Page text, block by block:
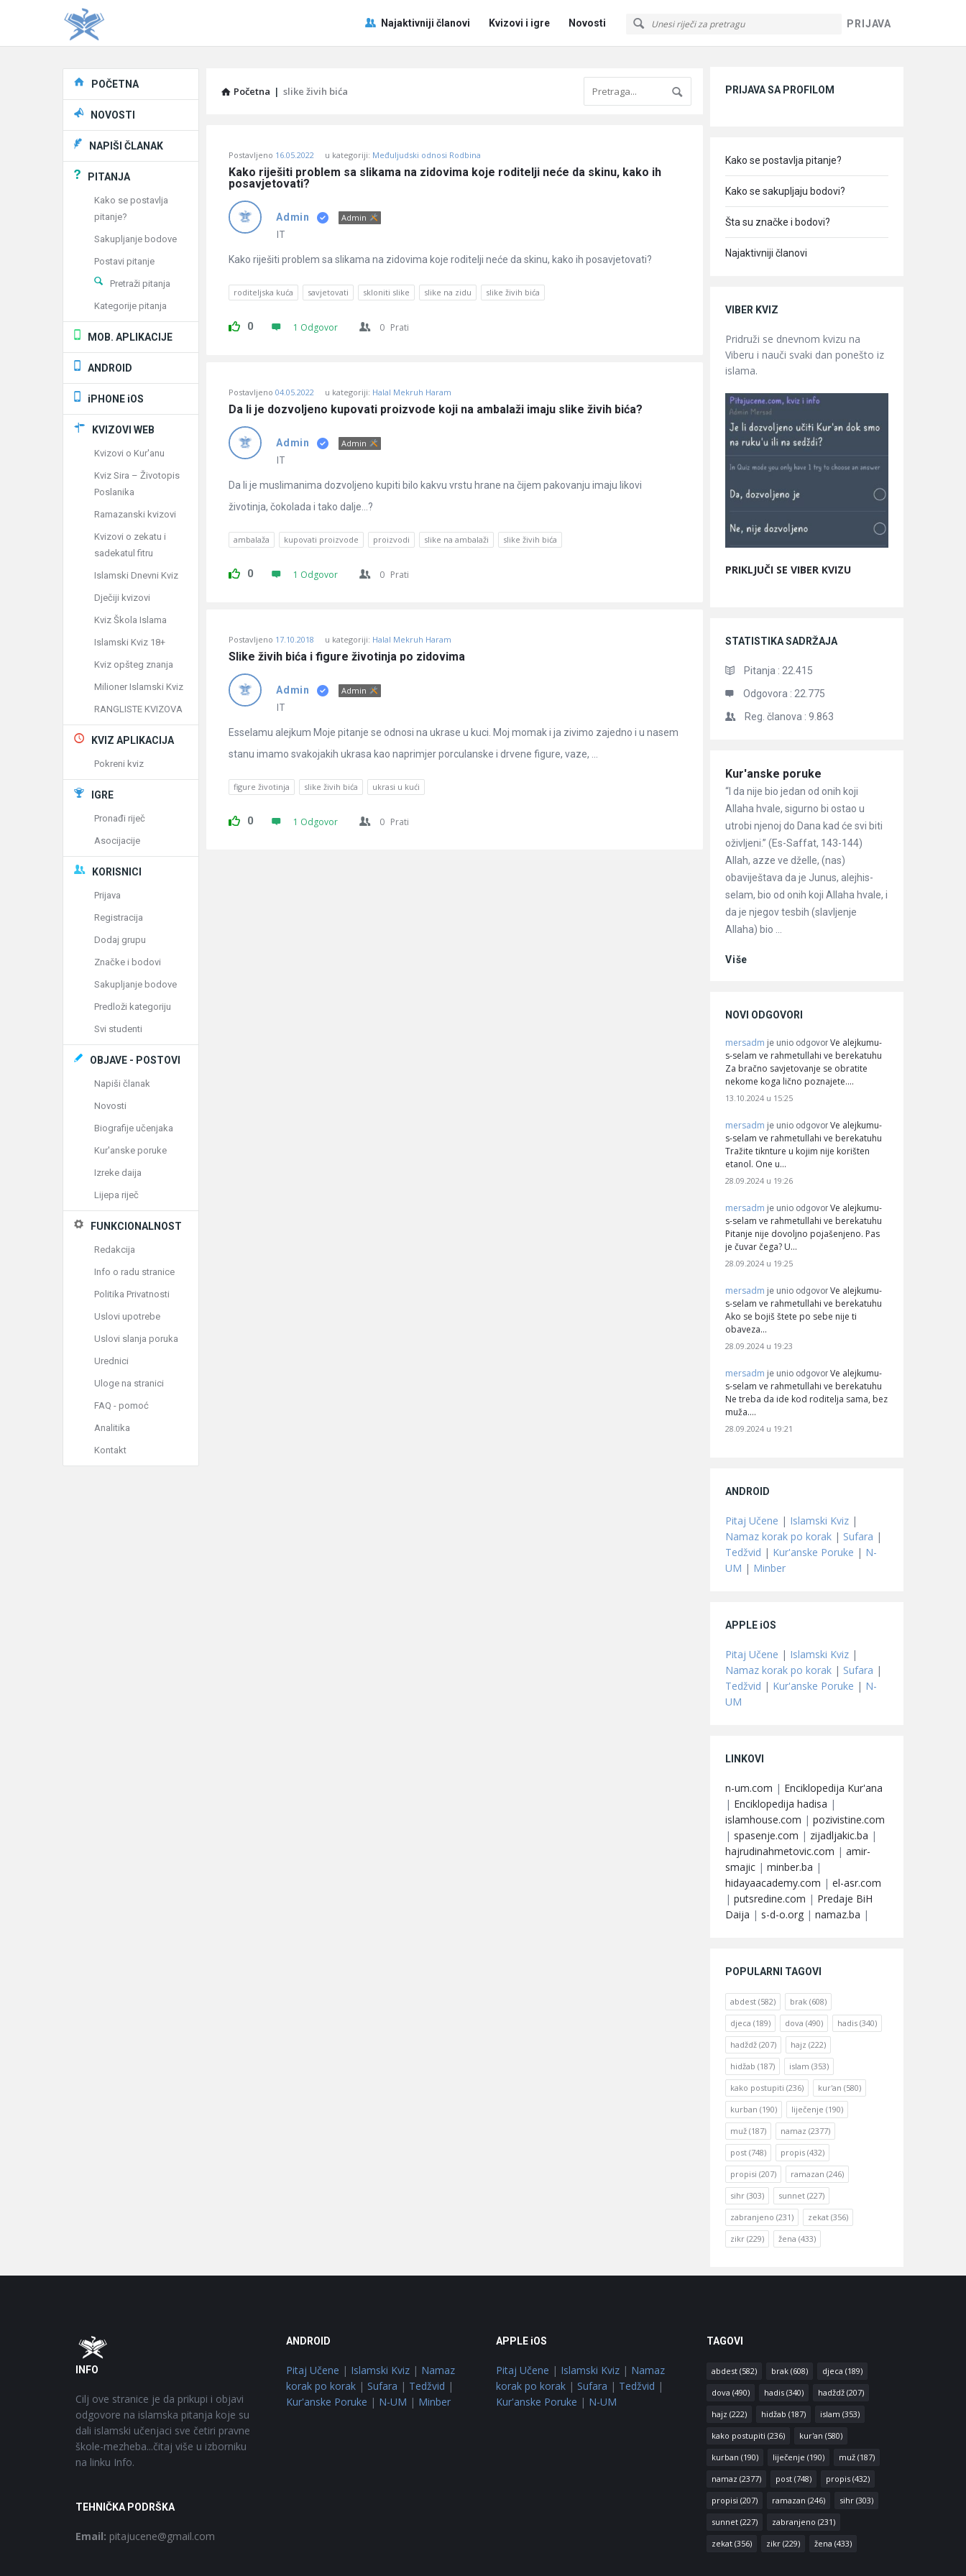
PRIJAVA
Pitaj
Učene
Najaktivniji članovi Kvizovi i igre Novosti
Početna | slike živih bića
Učene
Latest
Pitanja
Postavljeno 16.05.2022 u kategoriji: Međuljudski odnosi Rodbina
Kako riješiti problem sa slikama na zidovima koje roditelji neće da skinu, kako ih
posavjetovati?
Admin Admin
IT
Kako riješiti problem sa slikama na zidovima koje roditelji neće da skinu, kako ih posavjetovati?
roditeljska kuća savjetovati skloniti slike slike na zidu slike živih bića
0 1 Odgovor 0 Prati
Postavljeno 04.05.2022 u kategoriji: Halal Mekruh Haram
Da li je dozvoljeno kupovati proizvode koji na ambalaži imaju slike živih bića?
Admin Admin
IT
Da li je muslimanima dozvoljeno kupiti bilo kakvu vrstu hrane na čijem pakovanju imaju likovi
životinja, čokolada i tako dalje…?
ambalaža kupovati proizvode proizvodi slike na ambalaži slike živih bića
0 1 Odgovor 0 Prati
Postavljeno 17.10.2018 u kategoriji: Halal Mekruh Haram
Slike živih bića i figure životinja po zidovima
Admin Admin
IT
Esselamu alejkum Moje pitanje se odnosi na ukrase u kuci. Moj momak i ja zivimo zajedno i u nasem
stanu imamo svakojakih ukrasa kao naprimjer porculanske i drvene figure, vaze, ...
figure životinja slike živih bića ukrasi u kući
0 1 Odgovor 0 Prati
PRIJAVA SA PROFILOM
Kako se postavlja pitanje?
Kako se sakupljaju bodovi?
Šta su značke i bodovi?
Najaktivniji članovi
VIBER KVIZ
Pridruži se dnevnom kvizu na
Viberu i nauči svaki dan ponešto iz
islama.
PRIKLJUČI SE VIBER KVIZU
STATISTIKA SADRŽAJA
Pitanja : 22.415
Odgovora : 22.775
Reg. članova : 9.863
Članci
Kur'anske poruke
“I da nije bio jedan od onih koji
Allaha hvale, sigurno bi ostao u
utrobi njenoj do Dana kad će svi biti
oživljeni.” (Es-Saffat, 143-144)
Allah, azze ve dželle, (nas)
obaviještava da je Junus, alejhis-
selam, bio od onih koji Allaha hvale, i
da je njegov tesbih (slavljenje
Allaha) bio ...
Više
NOVI ODGOVORI
mersadm je unio odgovor Ve alejkumu-
s-selam ve rahmetullahi ve berekatuhu
Za bračno savjetovanje se obratite
nekome koga lično poznajete.…
13.10.2024 u 15:25
mersadm je unio odgovor Ve alejkumu-
s-selam ve rahmetullahi ve berekatuhu
Tražite tiknture u kojim nije korišten
etanol. One u…
28.09.2024 u 19:26
mersadm je unio odgovor Ve alejkumu-
s-selam ve rahmetullahi ve berekatuhu
Pitanje nije dovoljno pojašenjeno. Pas
je čuvar čega? U…
28.09.2024 u 19:25
mersadm je unio odgovor Ve alejkumu-
s-selam ve rahmetullahi ve berekatuhu
Ako se bojiš štete po sebe nije ti
obaveza…
28.09.2024 u 19:23
mersadm je unio odgovor Ve alejkumu-
s-selam ve rahmetullahi ve berekatuhu
Ne treba da ide kod roditelja sama, bez
muža.…
28.09.2024 u 19:21
ANDROID
Pitaj Učene | Islamski Kviz |
Namaz korak po korak | Sufara |
Tedžvid | Kur'anske Poruke | N-
UM | Minber
APPLE iOS
Pitaj Učene | Islamski Kviz |
Namaz korak po korak | Sufara |
Tedžvid | Kur'anske Poruke | N-
UM
LINKOVI
n-um.com | Enciklopedija Kur'ana
| Enciklopedija hadisa |
islamhouse.com | pozivistine.com
| spasenje.com | zijadljakic.ba |
hajrudinahmetovic.com | amir-
smajic | minber.ba |
hidayaacademy.com | el-asr.com
| putsredine.com | Predaje BiH
Daija | s-d-o.org | namaz.ba |
POPULARNI TAGOVI
abdest (582) brak (608)
djeca (189) dova (490) hadis (340)
hadždž (207) hajz (222)
hidžab (187) islam (353)
kako postupiti (236) kur'an (580)
kurban (190) liječenje (190)
muž (187) namaz (2377)
post (748) propis (432)
propisi (207) ramazan (246)
sihr (303) sunnet (227)
zabranjeno (231) zekat (356)
zikr (229) žena (433)
Explore
POČETNA
NOVOSTI
NAPIŠI ČLANAK
PITANJA
Kako se postavlja
pitanje?
Sakupljanje bodove
Postavi pitanje
Pretraži pitanja
Kategorije pitanja
MOB. APLIKACIJE
ANDROID
iPHONE iOS
KVIZOVI WEB
Kvizovi o Kur'anu
Kviz Sira – Životopis
Poslanika
Ramazanski kvizovi
Kvizovi o zekatu i
sadekatul fitru
Islamski Dnevni Kviz
Dječiji kvizovi
Kviz Škola Islama
Islamski Kviz 18+
Kviz opšteg znanja
Milioner Islamski Kviz
RANGLISTE KVIZOVA
KVIZ APLIKACIJA
Pokreni kviz
IGRE
Pronađi riječ
Asocijacije
KORISNICI
Prijava
Registracija
Dodaj grupu
Značke i bodovi
Sakupljanje bodove
Predloži kategoriju
Svi studenti
OBJAVE - POSTOVI
Napiši članak
Novosti
Biografije učenjaka
Kur'anske poruke
Izreke daija
Lijepa riječ
FUNKCIONALNOST
Redakcija
Info o radu stranice
Politika Privatnosti
Uslovi upotrebe
Uslovi slanja poruka
Urednici
Uloge na stranici
FAQ - pomoć
Analitika
Kontakt
Footer
INFO
Cilj ove stranice je da prikupi i objavi
odgovore na islamska pitanja koje su
dali islamski učenjaci sve četiri pravne
škole-mezheba...čitaj više u izborniku
na linku Info.
TEHNIČKA PODRŠKA
Email: pitajucene@gmail.com
ANDROID
Pitaj Učene | Islamski Kviz| Namaz
korak po korak| Sufara | Tedžvid |
Kur'anske Poruke | N-UM | Minber
APPLE iOS
Pitaj Učene | Islamski Kviz | Namaz
korak po korak | Sufara | Tedžvid |
Kur'anske Poruke | N-UM
TAGOVI
abdest(582) brak(608) djeca (189)
dova (490) hadis(340) hadždž(207)
hajz (222) hidžab (187) islam (353)
kako postupiti (236) kur'an (580)
kurban (190) liječenje (190) muž(187)
namaz (2377) post(748) propis(432)
propisi (207) ramazan (246) sihr(303)
sunnet(227) zabranjeno (231)
zekat(356) zikr(229) žena (433)